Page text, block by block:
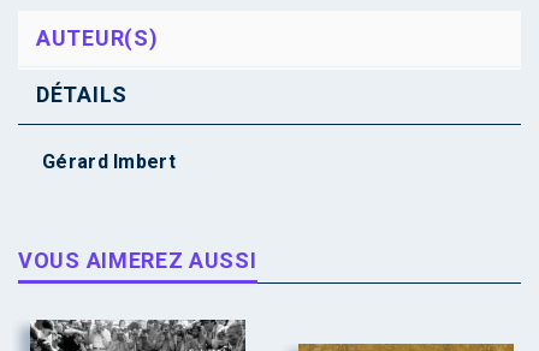
AUTEUR(S)
DÉTAILS
Gérard Imbert
VOUS AIMEREZ AUSSI